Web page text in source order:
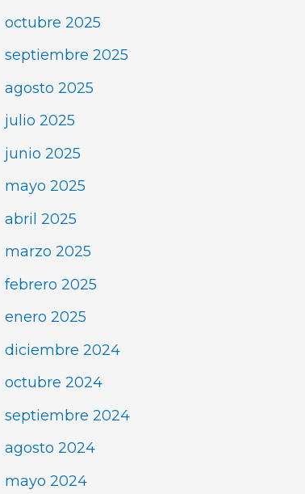
octubre 2025
septiembre 2025
agosto 2025
julio 2025
junio 2025
mayo 2025
abril 2025
marzo 2025
febrero 2025
enero 2025
diciembre 2024
octubre 2024
septiembre 2024
agosto 2024
mayo 2024